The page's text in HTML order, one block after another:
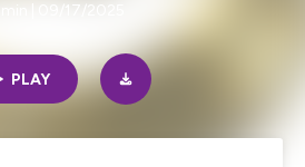
| 09/17/2025
PLAY